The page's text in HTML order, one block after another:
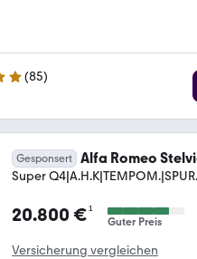
(85)
Gesponsert Alfa Romeo
Super
20.800 €¹
Guter Preis
Versicherung vergleichen